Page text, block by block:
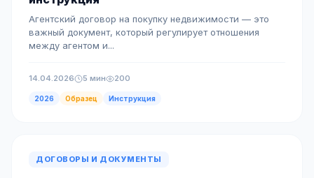
Агентский договор на покупку недвижимости — это
важный документ, который регулирует отношения
между агентом и...
14.04.2026 5 мин 200
2026 Образец Инструкция
ДОГОВОРЫ И ДОКУМЕНТЫ